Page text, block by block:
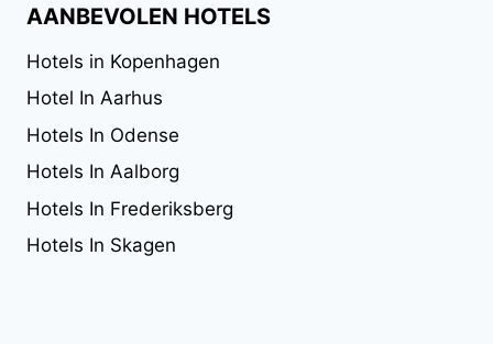
AANBEVOLEN HOTELS
Hotels in Kopenhagen
Hotel In Aarhus
Hotels In Odense
Hotels In Aalborg
Hotels In Frederiksberg
Hotels In Skagen